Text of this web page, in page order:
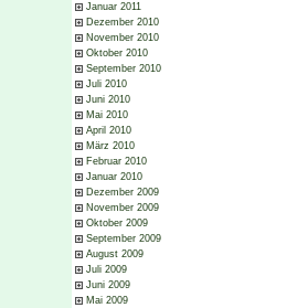
Januar 2011
Dezember 2010
November 2010
Oktober 2010
September 2010
Juli 2010
Juni 2010
Mai 2010
April 2010
März 2010
Februar 2010
Januar 2010
Dezember 2009
November 2009
Oktober 2009
September 2009
August 2009
Juli 2009
Juni 2009
Mai 2009